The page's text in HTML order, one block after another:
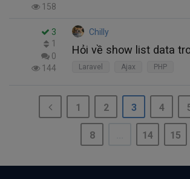
158
3
1
0
144
Chilly
Hỏi về show list data
Laravel Ajax PHP
1 2 3 4
8 14 15